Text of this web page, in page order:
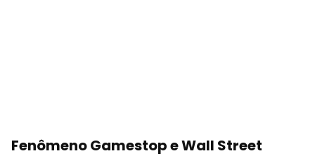
Fenômeno Gamestop e Wall Street